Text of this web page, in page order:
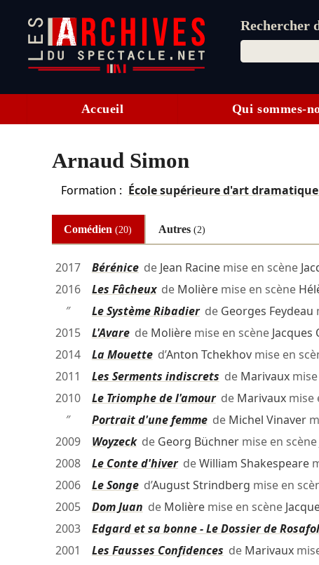
Rechercher
Accueil Qui sommes-
Arnaud Simon
Formation : École supérieure d'art dramatique
Comédien(20) Autres (2)
2017 Bérénicede Jean Racinemise en scène
2016
Les Fâcheuxde Molièremise en scène
″
Le Système Ribadierde Georges Feydeau
2015
L'Avarede Molièremise en scène Jacques
2014
La Mouetted’Anton Tchekhovmise en
2011
Les Serments indiscrets de Marivauxmise
2010
Le Triomphe de l'amourde Marivauxmise
″
Portrait d'une femmede Michel Vinaver
2009
Woyzeckde Georg Büchnermise en scène
2008
Le Conte d'hiverdeWilliam Shakespeare
2006
Le Songed’August Strindberg mise en
2005
Dom Juan de Molièremise en scène
2003
Edgard et sa bonne - Le Dossier de Rosafol
2001
Les Fausses Confidences de Marivaux